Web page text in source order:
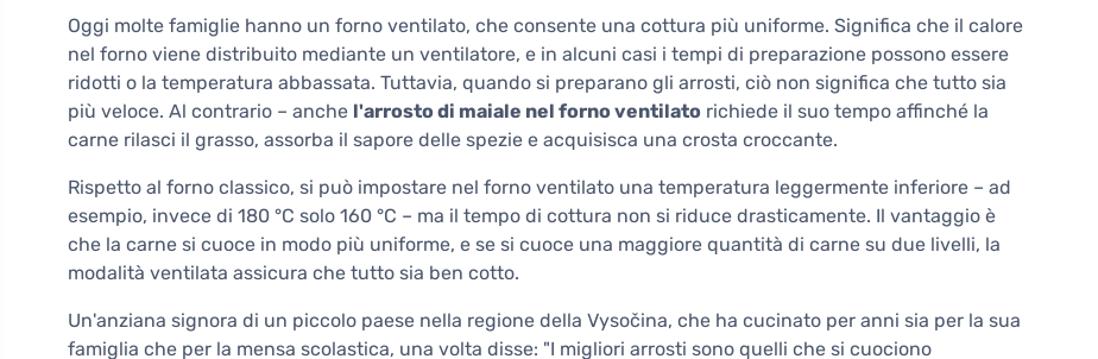
Oggi molte famiglie hanno un forno ventilato, che consente una cottura più uniforme. Significa che il calore
nel forno viene distribuito mediante un ventilatore, e in alcuni casi i tempi di preparazione possono essere
ridotti o la temperatura abbassata. Tuttavia, quando si preparano gli arrosti, ciò non significa che tutto sia
più veloce. Al contrario – anche l'arrosto di maiale nel forno ventilato richiede il suo tempo affinché la
carne rilasci il grasso, assorba il sapore delle spezie e acquisisca una crosta croccante.
Rispetto al forno classico, si può impostare nel forno ventilato una temperatura leggermente inferiore – ad
esempio, invece di 180 °C solo 160 °C – ma il tempo di cottura non si riduce drasticamente. Il vantaggio è
che la carne si cuoce in modo più uniforme, e se si cuoce una maggiore quantità di carne su due livelli, la
modalità ventilata assicura che tutto sia ben cotto.
Un'anziana signora di un piccolo paese nella regione della Vysočina, che ha cucinato per anni sia per la sua
famiglia che per la mensa scolastica, una volta disse: "I migliori arrosti sono quelli che si cuociono